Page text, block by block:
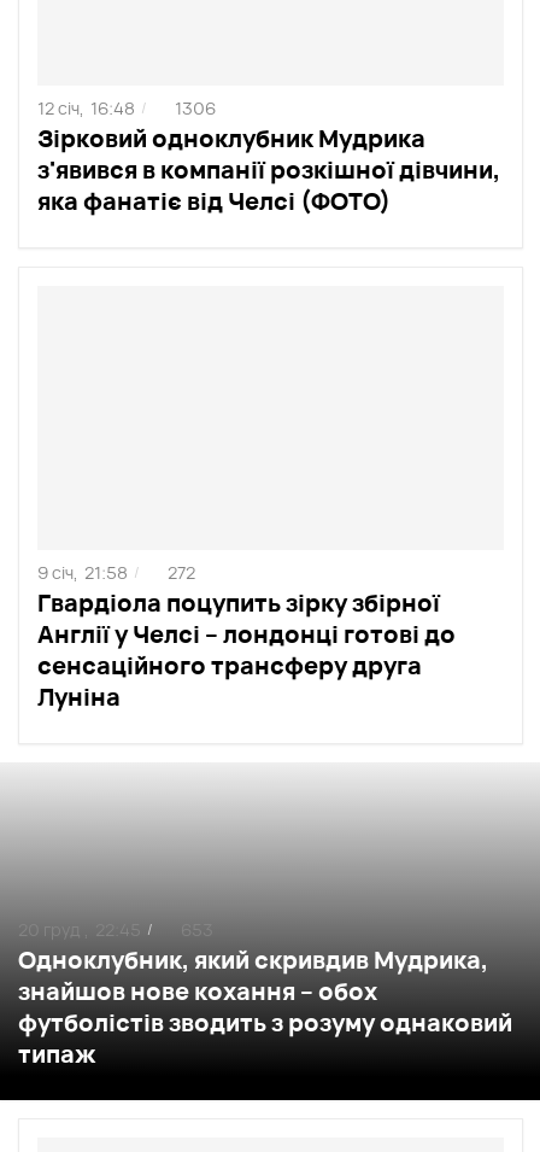
Зірковий одноклубник Мудрика
з'явився в компанії розкішної дівчини,
яка фанатіє від Челсі (ФОТО)
12 січ, 16:48 / 1306
Гвардіола поцупить зірку збірної
Англії у Челсі – лондонці готові до
сенсаційного трансферу друга
Луніна
9 січ, 21:58 / 272
Одноклубник, який скривдив Мудрика,
знайшов нове кохання – обох
футболістів зводить з розуму однаковий
типаж
20 груд , 22:45 / 653